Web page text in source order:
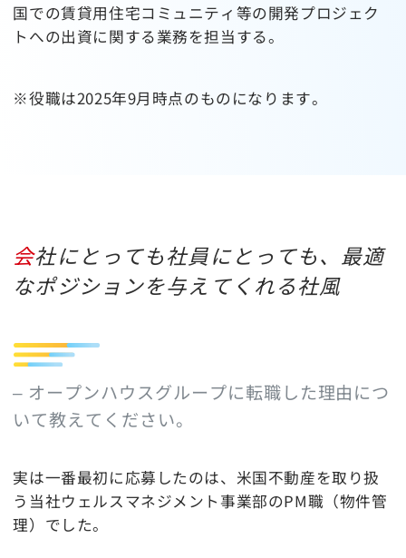
国での賃貸用住宅コミュニティ等の開発プロジェク
トへの出資に関する業務を担当する。
※役職は2025年9月時点のものになります。
会社にとっても社員にとっても、最適
なポジションを与えてくれる社風
– オープンハウスグループに転職した理由につ
いて教えてください。
実は一番最初に応募したのは、米国不動産を取り扱
う当社ウェルスマネジメント事業部のPM職（物件管
理）でした。